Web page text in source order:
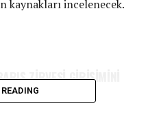
kaynakları incelenecek.
ZİRVESİ GİRİŞİMİNİ